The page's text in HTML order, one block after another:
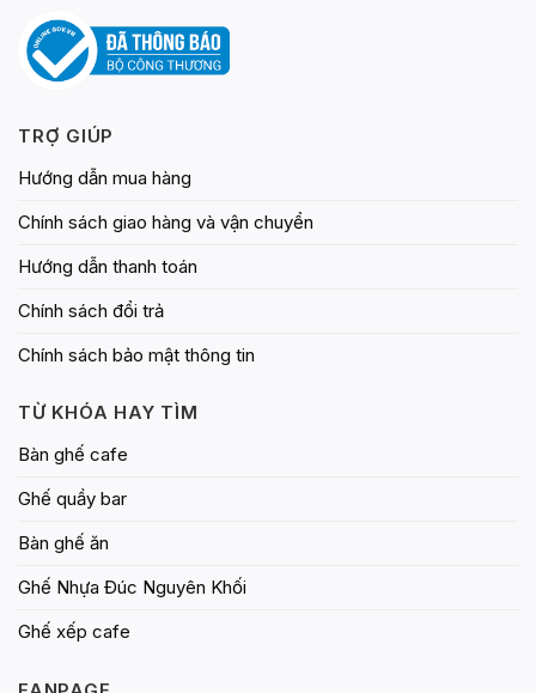
TRỢ GIÚP
Hướng dẫn mua hàng
Chính sách giao hàng và vận chuyển
Hướng dẫn thanh toán
Chính sách đổi trả
Chính sách bảo mật thông tin
TỪ KHÓA HAY TÌM
Bàn ghế cafe
Ghế quầy bar
Bàn ghế ăn
Ghế Nhựa Đúc Nguyên Khối
Ghế xếp cafe